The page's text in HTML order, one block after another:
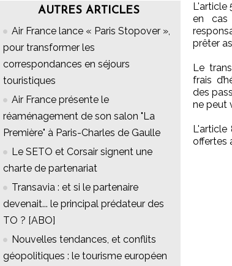
AUTRES ARTICLES
Air France lance « Paris Stopover »,
pour transformer les
correspondances en séjours
touristiques
Air France présente le
réaménagement de son salon "La
Première" à Paris-Charles de Gaulle
Le SETO et Corsair signent une
charte de partenariat
Transavia : et si le partenaire
devenait... le principal prédateur des
TO ? [ABO]
Nouvelles tendances, et conflits
géopolitiques : le tourisme européen
L'article
en
prêter
Le
frais
des
ne peut
L'article
offertes